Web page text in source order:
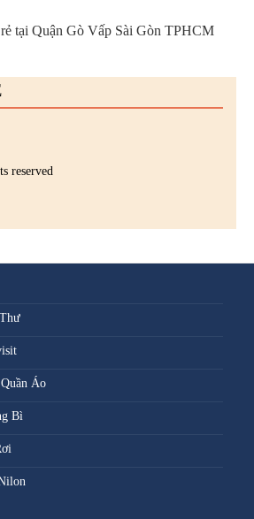
tại Quận Gò Vấp Sài Gòn TPHCM
reserved
Áo
Bì